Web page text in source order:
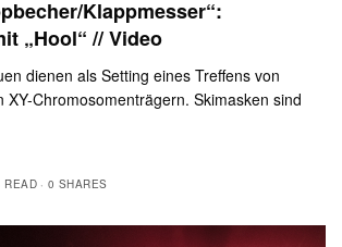
Klappmesser“:
„Hool“ // Video
dienen als Setting eines Treffens von
XY-Chromosomenträgern. Skimasken sind
READ 0 SHARES